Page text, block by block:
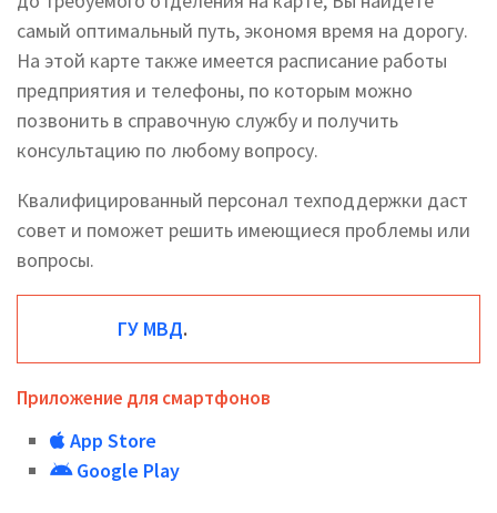
самый оптимальный путь, экономя время на дорогу.
На этой карте также имеется расписание работы
предприятия и телефоны, по которым можно
позвонить в справочную службу и получить
консультацию по любому вопросу.
Квалифицированный персонал техподдержки даст
совет и поможет решить имеющиеся проблемы или
вопросы.
ГУ МВД.
Приложение для смартфонов
App Store
Google Play